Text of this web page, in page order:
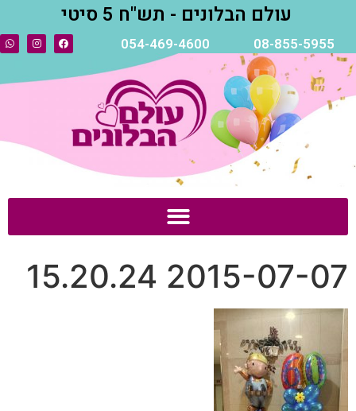
עולם הבלונים - תש"ח 5 סיטי
08-855-5955
054-469-4600
2015-07-07 15.20.24